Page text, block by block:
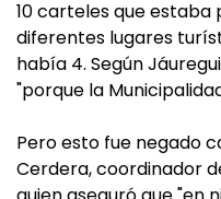
10 carteles que
diferentes lugares
había 4. Según
"porque la
Pero esto fue negado
Cerdera, coordinador